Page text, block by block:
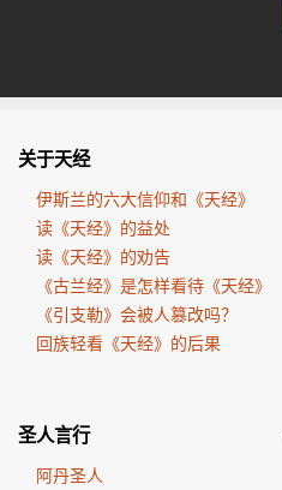
关于天经
伊斯兰的六大信仰和《天经》
读《天经》的益处
读《天经》的劝告
《古兰经》是怎样看待《天经》
《引支勒》会被人篡改吗？
回族轻看《天经》的后果
圣人言行
阿丹圣人